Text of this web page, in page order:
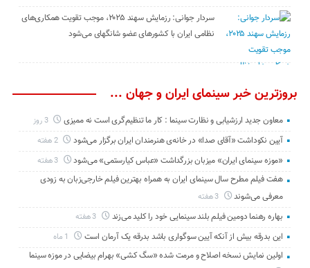
سردار جوانی: رزمایش سهند ۲۰۲۵، موجب تقویت همکاری‌های
نظامی ایران با کشور‌های عضو شانگهای می‌شود
بروزترین خبر سینمای ایران و جهان ...
معاون جدید ارزشیابی و نظارت سینما : کار ما تنظیم‌گری است نه ممیزی 3 روز
آیین نکوداشت «آقای صدا» در خانه‌ی هنرمندان ایران برگزار می‌شود 2 هفته
«موزه سینمای ایران» میزبان بزرگداشت «عباس کیارستمی» می‌شود 3 هفته
هفت فیلم مطرح سال سینمای ایران به همراه بهترین فیلم خارجی‌زبان به زودی
معرفی می‌شوند
3 هفته
بهاره رهنما دومین فیلم بلند سینمایی خود را کلید می‌زند
این بدرقه بیش از آنکه آیین سوگواری باشد بدرقه یک آرمان است
اولین نمایش نسخه اصلاح و مرمت شده «سگ کشی» بهرام بیضایی در موزه سینما